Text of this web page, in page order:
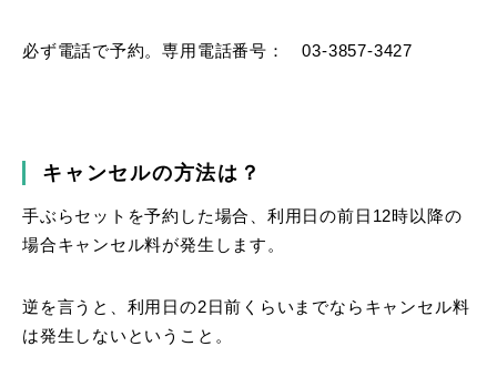
必ず電話で予約。専用電話番号： 03-3857-3427
キャンセルの方法は？
手ぶらセットを予約した場合、利用日の前日12時以降の
場合キャンセル料が発生します。
逆を言うと、利用日の2日前くらいまでならキャンセル料
は発生しないということ。